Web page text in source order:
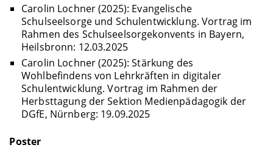
Carolin Lochner (2025): Evangelische
Schulseelsorge und Schulentwicklung. Vortrag im
Rahmen des Schulseelsorgekonvents in Bayern,
Heilsbronn: 12.03.2025
Carolin Lochner (2025): Stärkung des
Wohlbefindens von Lehrkräften in digitaler
Schulentwicklung. Vortrag im Rahmen der
Herbsttagung der Sektion Medienpädagogik der
DGfE, Nürnberg: 19.09.2025
Poster